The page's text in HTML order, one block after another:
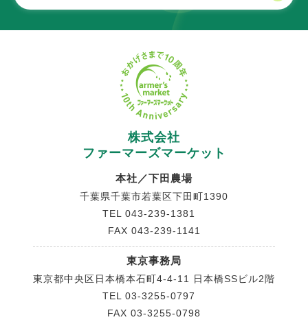
株式会社
ファーマーズマーケット
本社／下田農場
千葉県千葉市若葉区下田町1390
TEL 043-239-1381
FAX 043-239-1141
東京事務局
東京都中央区日本橋本石町4-4-11 日本橋SSビル2階
TEL 03-3255-0797
FAX 03-3255-0798